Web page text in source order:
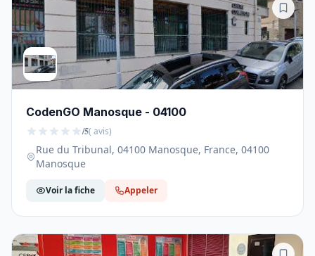
CodenGO Manosque - 04100
/5( avis)
Rue du Tribunal, 04100 Manosque, France, 04100
Manosque
Voir la fiche Appeler